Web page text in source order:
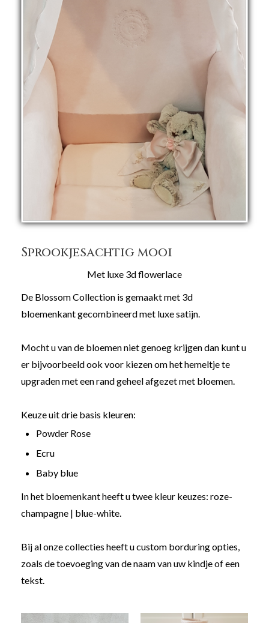
Sprookjesachtig mooi
Met luxe 3d flowerlace
De Blossom Collection is gemaakt met 3d
bloemenkant gecombineerd met luxe satijn.
Mocht u van de bloemen niet genoeg krijgen dan kunt u
er bijvoorbeeld ook voor kiezen om het hemeltje te
upgraden met een rand geheel afgezet met bloemen.
Keuze uit drie basis kleuren:
Powder Rose
Ecru
Baby blue
In het bloemenkant heeft u twee kleur keuzes: roze-
champagne | blue-white.
Bij al onze collecties heeft u custom borduring opties,
zoals de toevoeging van de naam van uw kindje of een
tekst.